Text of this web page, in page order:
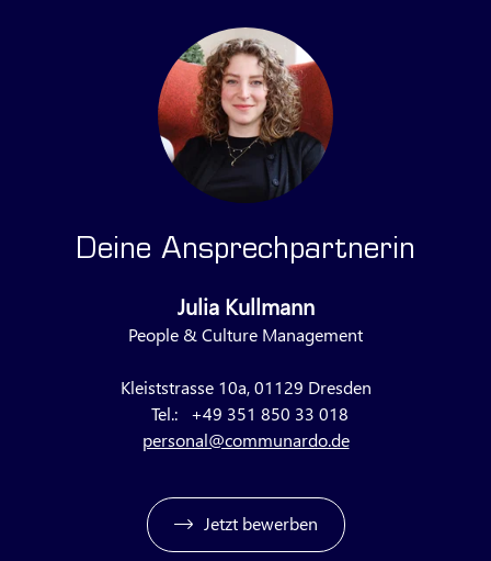
Deine Ansprechpartnerin
Julia Kullmann
People & Culture Management
Kleiststrasse 10a, 01129 Dresden
Tel.:
+49 351 850 33 018
personal@communardo.de
Jetzt bewerben